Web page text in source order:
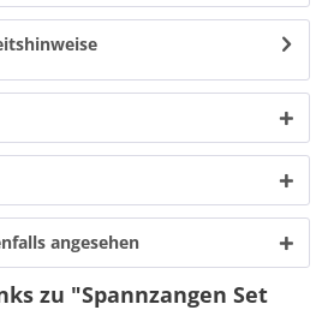
angesehen
zu "Spannzangen Set